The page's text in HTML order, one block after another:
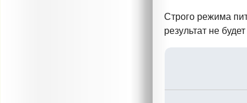
Строго режима
результат не